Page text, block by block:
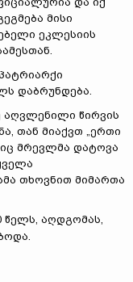
მისი
ეკლესიის
დაბრუნდება.
აღვლენილი წირვის
თან მიაქვთ „ერთი
მრევლმა დატოვა
თხოვნით მიმართა
წელს, აღდგომას,